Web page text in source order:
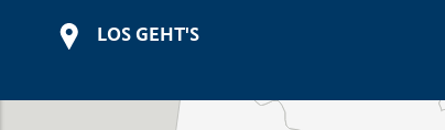
LOS GEHT'S